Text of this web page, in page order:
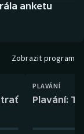
anketu
Zobrazit program
trať
PLAVÁNÍ
Plavání: